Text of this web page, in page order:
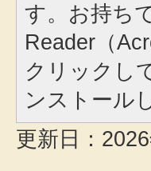
す。お持ち
Reader（
クリックし
ンストール
更新日：